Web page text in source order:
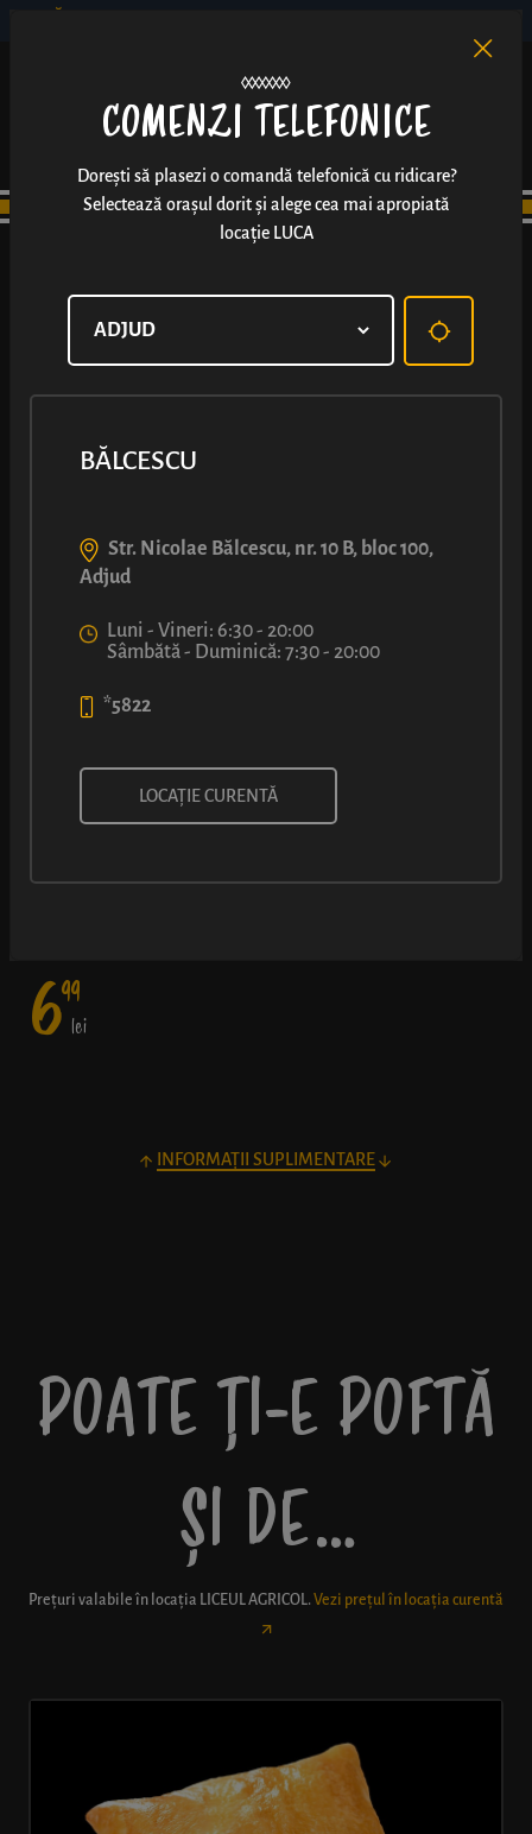
COVRIPIZZA®
ciuperci, mozzarella și sos dulce – o poveste de dragoste la
699
lei
INFORMAȚII SUPLIMENTARE
POATE ȚI-E POFTĂ
ȘI DE…
Prețuri valabile în locația LICEUL AGRICOL. Vezi prețul în locația curentă
COMENZI TELEFONICE
Dorești să plasezi o comandă telefonică cu ridicare?
Selectează orașul dorit și alege cea mai apropiată
locație LUCA
BĂLCESCU
Str. Nicolae Bălcescu, nr. 10 B, bloc 100,
Adjud
Luni - Vineri: 6:30 - 20:00
Sâmbătă - Duminică: 7:30 - 20:00
*5822
LOCAȚIE CURENTĂ